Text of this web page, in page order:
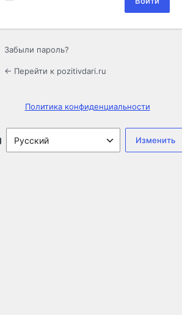
Забыли пароль?
← Перейти к pozitivdari.ru
Политика конфиденциальности
Язык